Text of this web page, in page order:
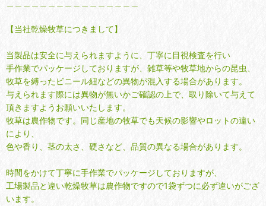
【当社乾燥牧草につきまして】
当製品は安全に与えられますように、丁寧に目視検査を行い
手作業でパッケージしておりますが、雑草等や牧草地からの昆虫、
牧草を縛ったビニール紐などの異物が混入する場合があります。
与えられます際には異物が無いかご確認の上で、取り除いて与えて
頂きますようお願いいたします。
牧草は農作物です。同じ産地の牧草でも天候の影響やロットの違い
により、
色や香り、茎の太さ、硬さなど、品質の異なる場合があります。
時間をかけて丁寧に手作業でパッケージしておりますが、
工場製品と違い乾燥牧草は農作物ですので1袋ずつに必ず違いがござ
います。